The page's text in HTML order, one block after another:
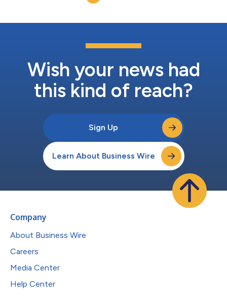
também inclui a participação de 0,735% da JERA no...
Wish your news had
this kind of reach?
Sign Up
Learn About Business Wire
Company
About Business Wire
Careers
Media Center
Help Center